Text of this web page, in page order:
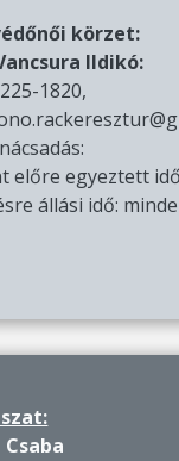
körzet:
Ildikó:
1820,
előre egyeztett
állási idő: